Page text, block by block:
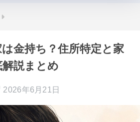
金持ち？住所特定と家
説まとめ
2026年6月21日